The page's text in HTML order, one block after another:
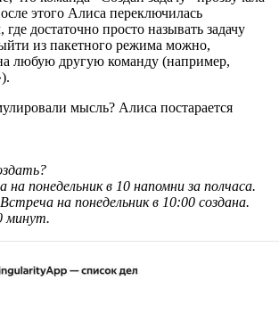
этого Алиса переключилась
достаточно просто называть задачу
из пакетного режима можно,
любую другую команду (например,
мысль? Алиса постарается
понедельник в 10 напомни за полчаса.
на понедельник в 10:00 создана.
минут.